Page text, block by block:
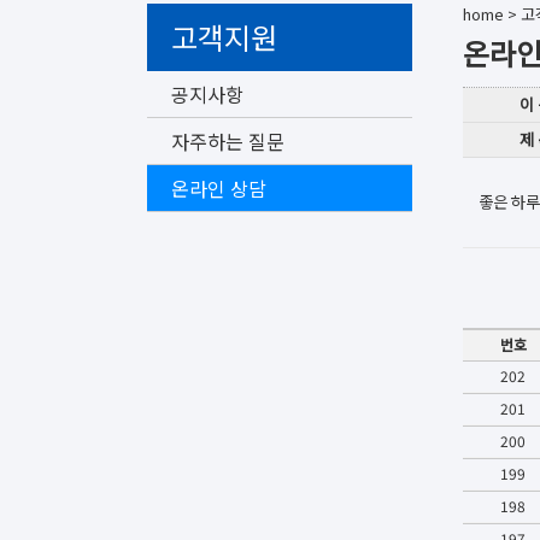
고객지원
공지사항
자주하는 질문
온라인 상담
home > 고
온라
이
제
좋은 하
번호
202
201
200
199
198